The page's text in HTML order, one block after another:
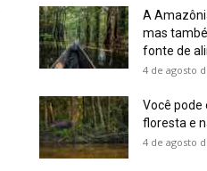
A
mas
fonte de
4 de agosto
Você pode
floresta e
4 de agosto